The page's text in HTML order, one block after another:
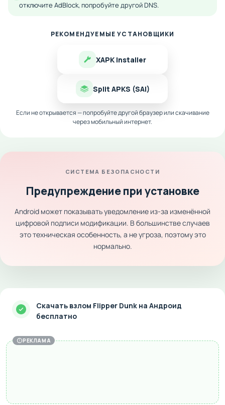
отключите AdBlock, попробуйте другой DNS.
РЕКОМЕНДУЕМЫЕ УСТАНОВЩИКИ
XAPK Installer
Split APKS (SAI)
Если не открывается — попробуйте другой браузер или скачивание
через мобильный интернет.
СИСТЕМА БЕЗОПАСНОСТИ
Предупреждение при установке
Android может показывать уведомление из-за изменённой
цифровой подписи модификации. В большинстве случаев
это техническая особенность, а не угроза, поэтому это
нормально.
Скачать взлом Flipper Dunk на Андроид
бесплатно
РЕКЛАМА